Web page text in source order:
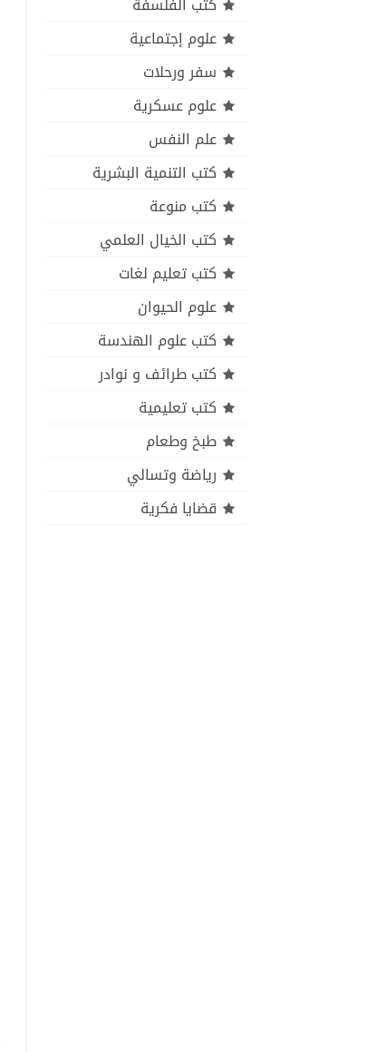
علوم إجتماعية
سفر ورحلات
علوم عسكرية
علم النفس
كتب التنمية البشرية
كتب منوعة
كتب الخيال العلمي
كتب تعليم لغات
علوم الحيوان
كتب علوم الهندسة
كتب طرائف و نوادر
كتب تعليمية
طبخ وطعام
رياضة وتسالي
قضايا فكرية